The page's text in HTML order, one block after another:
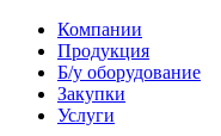
Компании
Продукция
Б/у оборудование
Закупки
Услуги